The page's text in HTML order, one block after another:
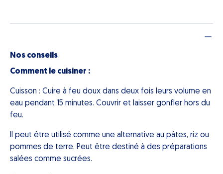
Nos conseils
Comment le cuisiner :
Cuisson : Cuire à feu doux dans deux fois leurs volume en
eau pendant 15 minutes. Couvrir et laisser gonfler hors du
feu.
Il peut être utilisé comme une alternative au pâtes, riz ou
pommes de terre. Peut être destiné à des préparations
salées comme sucrées.